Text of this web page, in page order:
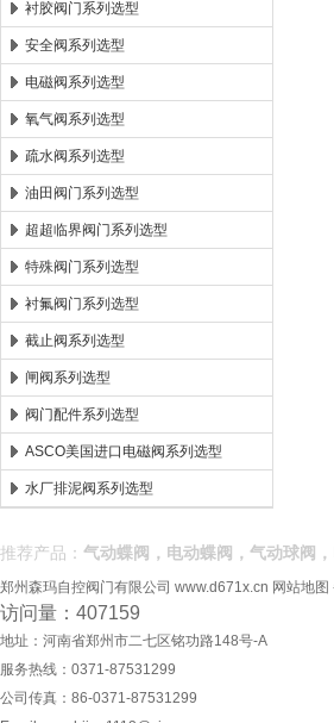
衬胶阀门系列选型
安全阀系列选型
电磁阀系列选型
氧气阀系列选型
疏水阀系列选型
油田阀门系列选型
超超临界阀门系列选型
特殊阀门系列选型
衬氟阀门系列选型
截止阀系列选型
闸阀系列选型
阀门配件系列选型
ASCO美国进口电磁阀系列选型
水厂排泥阀系列选型
推荐产品： 气动蝶阀，电动蝶阀，气动球阀
郑州森玛自控阀门有限公司 www.d671x.cn 网站地图
访问量：407159
地址：河南省郑州市二七区铭功路148号-A
服务热线：0371-87531299
公司传真：86-0371-87531299